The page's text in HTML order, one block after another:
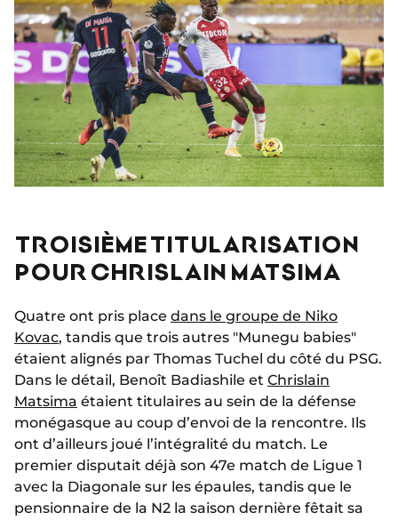
TROISIÈME TITULARISATION
POUR CHRISLAIN MATSIMA
Quatre ont pris place dans le groupe de Niko
Kovac, tandis que trois autres "Munegu babies"
étaient alignés par Thomas Tuchel du côté du PSG.
Dans le détail, Benoît Badiashile et Chrislain
Matsima étaient titulaires au sein de la défense
monégasque au coup d’envoi de la rencontre. Ils
ont d’ailleurs joué l’intégralité du match. Le
premier disputait déjà son 47e match de Ligue 1
avec la Diagonale sur les épaules, tandis que le
pensionnaire de la N2 la saison dernière fêtait sa